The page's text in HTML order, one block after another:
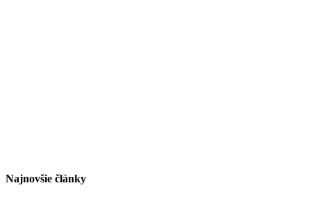
Najnovšie články